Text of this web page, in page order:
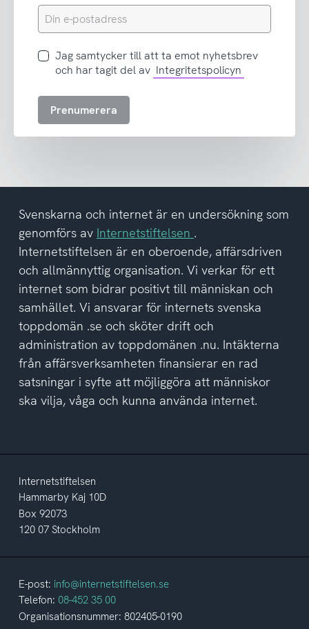
Din
e-
Jag
samtycker
att
del
av
integritetspolicyn
Jag samtycker till att ta emot nyhetsbrev
och har tagit del av Integritetspolicyn
Prenumerera
Svenskarna och internet är en undersökning som
genomförs av Internetstiftelsen .
Internetstiftelsen är en oberoende, affärsdriven
och allmännyttig organisation. Vi verkar för ett
internet som bidrar positivt till människan och
samhället. Vi ansvarar för internets svenska
toppdomän .se och sköter drift och
administration av toppdomänen .nu. Intäkterna
från affärsverksamheten finansierar en rad
satsningar i syfte att möjliggöra att människor
ska vilja, våga och kunna använda internet.
Internetstiftelsen
Hammarby Kaj 10D
Box 92073
120 07 Stockholm
E-post: info@internetstiftelsen.se
Telefon: 08-452 35 00
Organisationsnummer: 802405-0190